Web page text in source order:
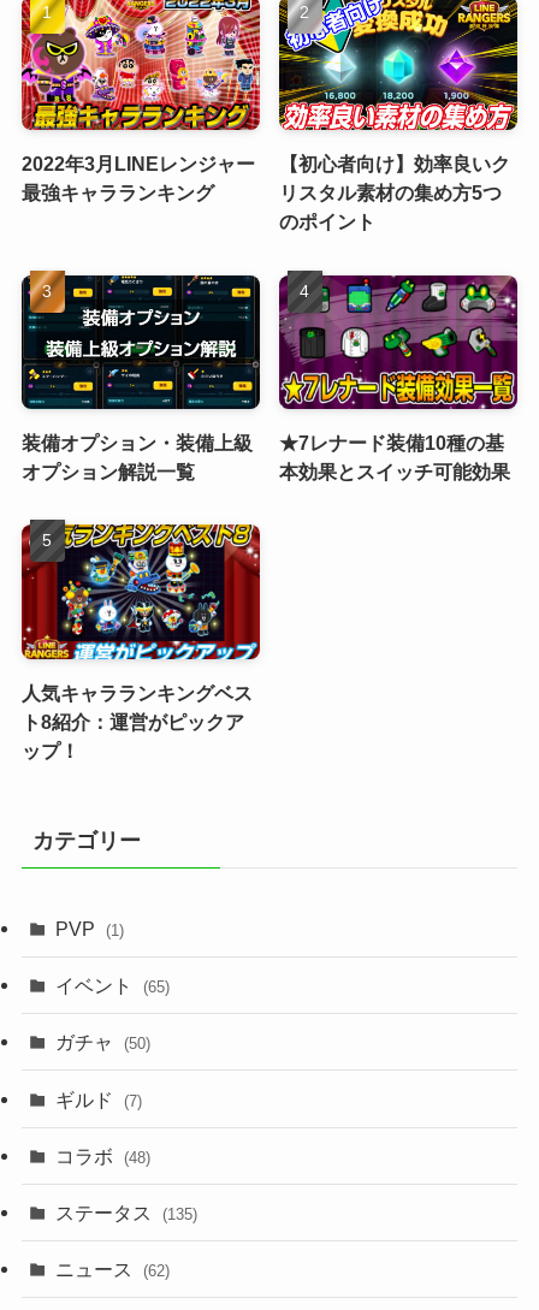
2022年3月LINEレンジャー
最強キャラランキング
【初心者向け】効率良いク
リスタル素材の集め方5つ
のポイント
装備オプション・装備上級
オプション解説一覧
★7レナード装備10種の基
本効果とスイッチ可能効果
人気キャラランキングベス
ト8紹介：運営がピックア
ップ！
カテゴリー
PVP (1)
イベント (65)
ガチャ (50)
ギルド (7)
コラボ (48)
ステータス (135)
ニュース (62)